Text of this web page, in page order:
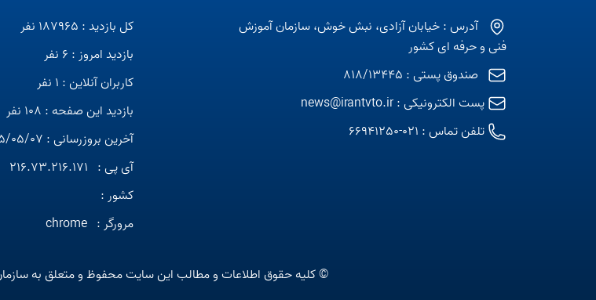
آدرس : خیابان آزادی، نبش خوش، سازمان آموزش
فنی و حرفه ای کشور
صندوق پستی : 818/13445
پست الکترونیکی :news@irantvto.ir
تلفن تماس : 021-66941250
کل بازدید : 187965 نفر
بازدید امروز : 6 نفر
کاربران آنلاین : 1 نفر
بازدید این صفحه : 108 نفر
آخرین بروزرسانی : 1405/05/07 09:17
آی پی : 216.73.216.171
کشور :
مرورگر : chrome
© کلیه حقوق اطلاعات و مطالب این سایت محفوظ و متعلق به